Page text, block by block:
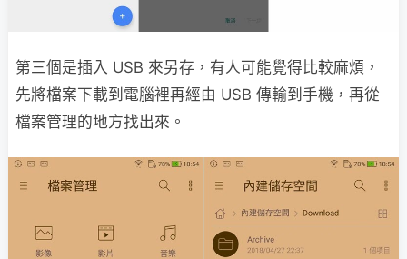
第三個是插入 USB 來另存，有人可能覺得比較麻煩，
先將檔案下載到電腦裡再經由 USB 傳輸到手機，再從
檔案管理的地方找出來。